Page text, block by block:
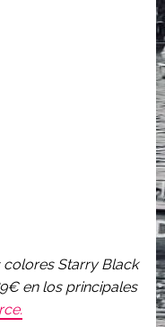
colores Starry Black
en los principales